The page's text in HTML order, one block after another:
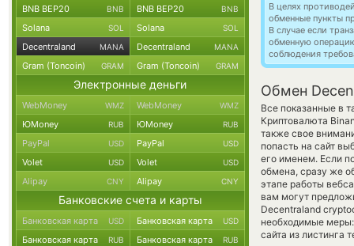
В целях
обменные пункты
В случае если
обменную
соблюдения
Обмен
Все показанные в
Криптовалюта
также свое
попасть на сайт
его именем. Если
обмена, сразу же
этапе работы
вам могут
Decentraland
необходимые
сайта из листинга
BNB BEP20 BNB BNB BEP20 BNB
Solana SOL Solana SOL
Decentraland MANA Decentraland MANA
Gram (Toncoin) GRAM Gram (Toncoin) GRAM
Электронные деньги
WebMoney WMZ WebMoney WMZ
ЮMoney RUB ЮMoney RUB
PayPal USD PayPal USD
Volet USD Volet USD
Alipay CNY Alipay CNY
Банковские счета и карты
Банковская карта USD Банковская карта USD
Банковская карта RUB Банковская карта RUB